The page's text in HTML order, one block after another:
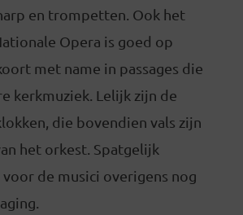
en trompetten. Ook het
Opera is goed op
met name in passages die
kerkmuziek. Lelijk zijn de
die bovendien vals zijn
het orkest. Spatgelijk
de musici overigens nog